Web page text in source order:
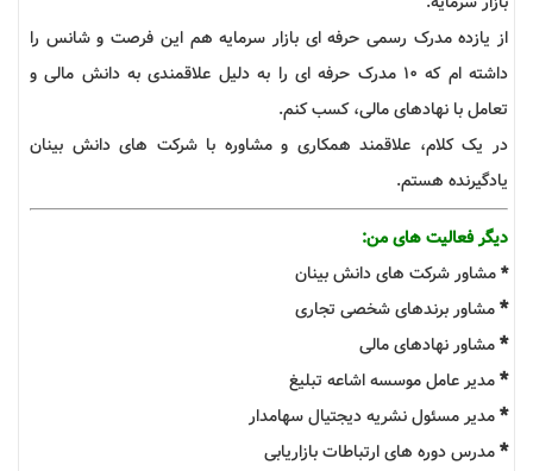
از یازده مدرک رسمی حرفه ­ای بازار سرمایه هم این فرصت و شانس را
داشته­ ام که 10 مدرک حرفه­ ای را به دلیل علاقمندی به دانش مالی و
تعامل با نهادهای مالی، کسب کنم.
در یک کلام، علاقمند همکاری و مشاوره با شرکت­ های دانش بینان
یادگیرنده هستم.
دیگر فعالیت های من:
*مشاور شرکت ­های دانش بینان
*مشاور برندهای شخصی تجاری
*مشاور نهادهای مالی
*مدیر عامل موسسه اشاعه تبلیغ
*مدیر مسئول نشریه دیجتیال سهامدار
*مدرس دوره­ های ارتباطات بازاریابی